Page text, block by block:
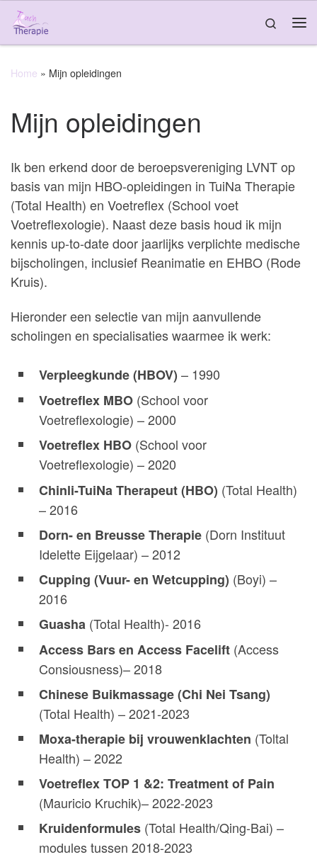
Skip to content
Search
Home » Mijn opleidingen
Mijn opleidingen
Ik ben erkend door de beroepsvereniging LVNT op
basis van mijn HBO-opleidingen in TuiNa Therapie
(Total Health) en Voetreflex (School voet
Voetreflexologie). Naast deze basis houd ik mijn
kennis up-to-date door jaarlijks verplichte medische
bijscholingen, inclusief Reanimatie en EHBO (Rode
Kruis).
Hieronder een selectie van mijn aanvullende
scholingen en specialisaties waarmee ik werk:
Verpleegkunde (HBOV) – 1990
Voetreflex MBO (School voor
Voetreflexologie) – 2000
Voetreflex HBO (School voor
Voetreflexologie) – 2020
Chinli-TuiNa Therapeut (HBO) (Total Health)
– 2016
Dorn- en Breusse Therapie (Dorn Instituut
Idelette Eijgelaar) – 2012
Cupping (Vuur- en Wetcupping) (Boyi) –
2016
Guasha (Total Health)- 2016
Access Bars en Access Facelift (Access
Consiousness)– 2018
Chinese Buikmassage (Chi Nei Tsang)
(Total Health) – 2021-2023
Moxa-therapie bij vrouwenklachten (Toltal
Health) – 2022
Voetreflex TOP 1 &2: Treatment of Pain
(Mauricio Kruchik)– 2022-2023
Kruidenformules (Total Health/Qing-Bai) –
modules tussen 2018-2023